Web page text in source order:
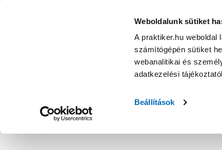
Weboldalunk sütiket
A praktiker.hu weboldal
számítógépén sütiket
webanalitikai és
adatkezelési
Beállítások